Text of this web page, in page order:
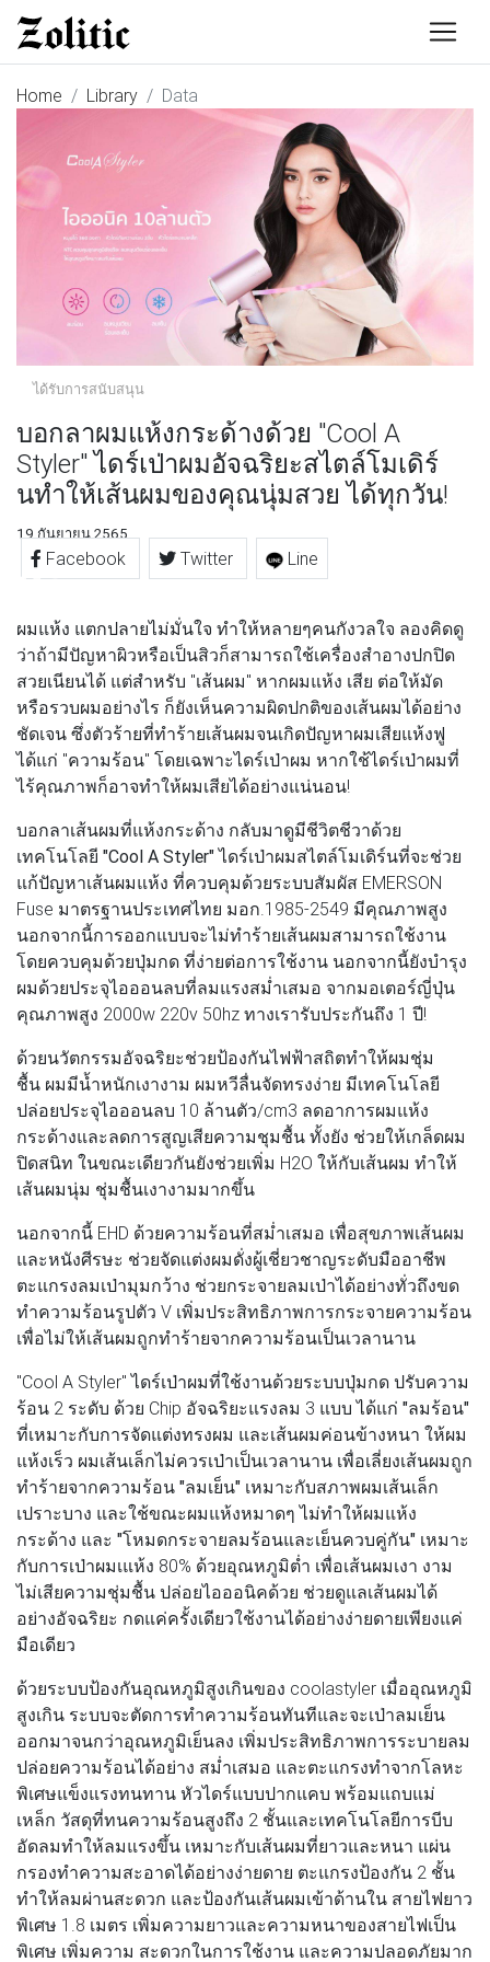
Home Library Data
ได้รับการสนับสนุน
บอกลาผมแห้งกระด้างด้วย "Cool A
Styler" ไดร์เป่าผมอัจฉริยะสไตล์โมเดิร์
นทำให้เส้นผมของคุณนุ่มสวย ได้ทุกวัน!
19 กันยายน 2565
Facebook Twitter Line
ผมแห้ง แตกปลายไม่มั่นใจ ทำให้หลายๆคนกังวลใจ ลองคิดดู
ว่าถ้ามีปัญหาผิวหรือเป็นสิวก็สามารถใช้เครื่องสำอางปกปิด
สวยเนียนได้ แต่สำหรับ "เส้นผม" หากผมแห้ง เสีย ต่อให้มัด
หรือรวบผมอย่างไร ก็ยังเห็นความผิดปกติของเส้นผมได้อย่าง
ชัดเจน ซึ่งตัวร้ายที่ทำร้ายเส้นผมจนเกิดปัญหาผมเสียแห้งฟู
ได้แก่ "ความร้อน" โดยเฉพาะไดร์เป่าผม หากใช้ไดร์เป่าผมที่
ไร้คุณภาพก็อาจทำให้ผมเสียได้อย่างแน่นอน!
บอกลาเส้นผมที่แห้งกระด้าง กลับมาดูมีชีวิตชีวาด้วย
เทคโนโลยี "Cool A Styler"ไดร์เป่าผมสไตล์โมเดิร์นที่จะช่วย
แก้ปัญหาเส้นผมแห้ง ที่ควบคุมด้วยระบบสัมผัส EMERSON
Fuse มาตรฐานประเทศไทย มอก.1985-2549 มีคุณภาพสูง
นอกจากนี้การออกแบบจะไม่ทำร้ายเส้นผมสามารถใช้งาน
โดยควบคุมด้วยปุ่มกด ที่ง่ายต่อการใช้งาน นอกจากนี้ยังบำรุง
ผมด้วยประจุไอออนลบที่ลมแรงสม่ำเสมอ จากมอเตอร์ญี่ปุ่น
คุณภาพสูง 2000w 220v 50hz ทางเรารับประกันถึง 1 ปี!
ด้วยนวัตกรรมอัจฉริยะช่วยป้องกันไฟฟ้าสถิตทำให้ผมชุ่ม
ชื้น ผมมีน้ำหนักเงางาม ผมหวีลื่นจัดทรงง่าย มีเทคโนโลยี
ปล่อยประจุไอออนลบ 10 ล้านตัว/cm3 ลดอาการผมแห้ง
กระด้างและลดการสูญเสียความชุมชื้น ทั้งยัง ช่วยให้เกล็ดผม
ปิดสนิท ในขณะเดียวกันยังช่วยเพิ่ม H2O ให้กับเส้นผม ทำให้
เส้นผมนุ่ม ชุ่มชื้นเงางามมากขึ้น
นอกจากนี้ EHD ด้วยความร้อนที่สม่ำเสมอ เพื่อสุขภาพเส้นผม
และหนังศีรษะ ช่วยจัดแต่งผมดั่งผู้เชี่ยวชาญระดับมืออาชีพ
ตะแกรงลมเป่ามุมกว้าง ช่วยกระจายลมเป่าได้อย่างทั่วถึงขด
ทำความร้อนรูปตัว V เพิ่มประสิทธิภาพการกระจายความร้อน
เพื่อไม่ให้เส้นผมถูกทำร้ายจากความร้อนเป็นเวลานาน
"Cool A Styler" ไดร์เป่าผมที่ใช้งานด้วยระบบปุ่มกด ปรับความ
ร้อน 2 ระดับ ด้วย Chip อัจฉริยะแรงลม 3 แบบ ได้แก่ "ลมร้อน"
ที่เหมาะกับการจัดแต่งทรงผม และเส้นผมค่อนข้างหนา ให้ผม
แห้งเร็ว ผมเส้นเล็กไม่ควรเป่าเป็นเวลานาน เพื่อเลี่ยงเส้นผมถูก
ทำร้ายจากความร้อน "ลมเย็น" เหมาะกับสภาพผมเส้นเล็ก
เปราะบาง และใช้ขณะผมแห้งหมาดๆ ไม่ทำให้ผมแห้ง
กระด้าง และ "โหมดกระจายลมร้อนและเย็นควบคู่กัน" เหมาะ
กับการเป่าผมเแห้ง 80% ด้วยอุณหภูมิต่ำ เพื่อเส้นผมเงา งาม
ไม่เสียความชุ่มชื้น ปล่อยไอออนิคด้วย ช่วยดูแลเส้นผมได้
อย่างอัจฉริยะ กดแค่ครั้งเดียวใช้งานได้อย่างง่ายดายเพียงแค่
มือเดียว
ด้วยระบบป้องกันอุณหภูมิสูงเกินของ coolastyler เมื่ออุณหภูมิ
สูงเกิน ระบบจะตัดการทำความร้อนทันทีและจะเป่าลมเย็น
ออกมาจนกว่าอุณหภูมิเย็นลง เพิ่มประสิทธิภาพการระบายลม
ปล่อยความร้อนได้อย่าง สม่ำเสมอ และตะแกรงทำจากโลหะ
พิเศษแข็งแรงทนทาน หัวไดร์แบบปากแคบ พร้อมแถบแม่
เหล็ก วัสดุที่ทนความร้อนสูงถึง 2 ชั้นและเทคโนโลยีการบีบ
อัดลมทำให้ลมแรงขึ้น เหมาะกับเส้นผมที่ยาวและหนา แผ่น
กรองทำความสะอาดได้อย่างง่ายดาย ตะแกรงป้องกัน 2 ชั้น
ทำให้ลมผ่านสะดวก และป้องกันเส้นผมเข้าด้านใน สายไฟยาว
พิเศษ 1.8 เมตร เพิ่มความยาวและความหนาของสายไฟเป็น
พิเศษ เพิ่มความ สะดวกในการใช้งาน และความปลอดภัยมาก